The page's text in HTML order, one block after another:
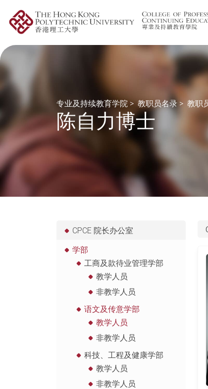
专业及持续教育学院 > 教职员名录 > 教职
陈自力博士
CPCE 院长办公室
学部
工商及款待业管理学部
教学人员
非教学人员
语文及传意学部
教学人员
非教学人员
科技、工程及健康学部
教学人员
非教学人员